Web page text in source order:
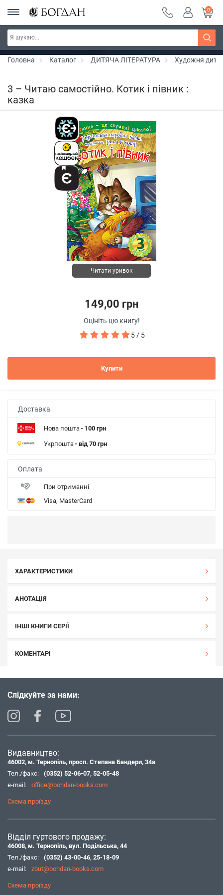
Серія "Чейзіана" ~ знижка 20%
0
Головна Каталог ДИТЯЧА ЛІТЕРАТУРА Художня
3 – Читаю самостійно. Котик і півник :
казка
Читати уривок
149,00 грн
Оцініть цю книгу!
5 / 5
Купити
Доставка
Нова пошта- 100 грн
Укрпошта- від 70 грн
Оплата
При отриманні
Visa, MasterCard
ХАРАКТЕРИСТИКИ
АНОТАЦІЯ
ІНШІ КНИГИ СЕРІЇ
КОМЕНТАРІ
Слідкуйте за нами:
Видавництво:
46002, м. Тернопіль, просп. Степана Бандери, 34а
Тел./факс:
(0352) 52-06-07, 52-05-48
e-mail:
office@bohdan-books.com
Схема проїзду
Відділ гуртового продажу:
46008, м. Тернопіль, вул. Подільська, 44
Тел./факс:
(0352) 43-00-46, 25-18-09
e-mail:
zbut@bohdan-books.com
Схема проїзду